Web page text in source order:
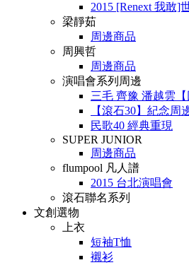
2015 [Renext 我敢]
梁靜茹
周邊商品
周興哲
周邊商品
演唱會系列周邊
三毛 齊豫 潘越雲
【滾石30】紀念周
民歌40 經典重現
SUPER JUNIOR
周邊商品
flumpool 凡人譜
2015 台北演唱會
滾石聯名系列
文創選物
上衣
短袖T恤
襯衫